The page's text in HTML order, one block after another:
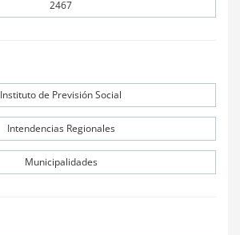
2467
Instituto de Previsión Social
Intendencias Regionales
Municipalidades